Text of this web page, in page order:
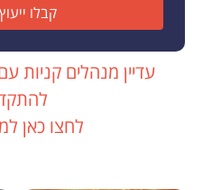
קבלו
עדיין מנהלים קניות
לחצו כאן